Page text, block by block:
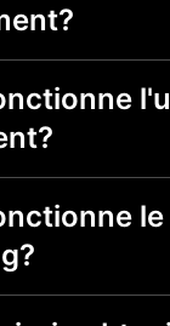
Jusqu'à 5y
le